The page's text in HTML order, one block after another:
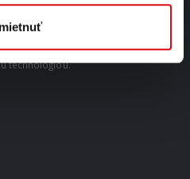
nápojov s plne
technológiou.